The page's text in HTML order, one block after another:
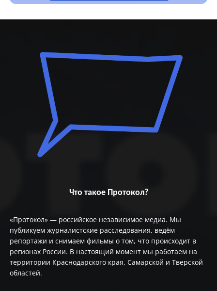
Что такое Протокол?
«Протокол» — российское независимое медиа. Мы
публикуем журналистские расследования, ведём
репортажи и снимаем фильмы о том, что происходит в
регионах России. В настоящий момент мы работаем на
территории Краснодарского края, Самарской и Тверской
областей.